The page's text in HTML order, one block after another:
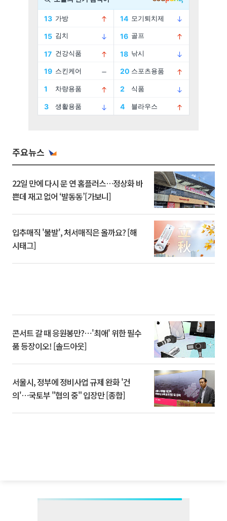
주요뉴스
22일 만에 다시 문 연 홈플러스…정상화 바
쁜데 재고 없어 ‘발동동’[가보니]
입추매직 '불발', 처서매직은 올까요? [해
시태그]
콘서트 갈 때 응원봉만?⋯'최애' 위한 필수
품 등장이오! [솔드아웃]
서울시, 정부에 정비사업 규제 완화 '건
의'⋯국토부 "협의 중" 입장만 [종합]